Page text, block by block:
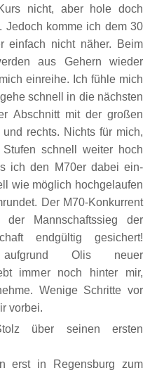
nicht, aber hole doch
Jedoch komme ich dem 30
einfach nicht näher. Beim
aus Gehern wieder
einreihe. Ich fühle mich
schnell in die nächsten
Abschnitt mit der großen
rechts. Nichts für mich,
schnell weiter hoch
ich den M70er dabei ein-
wie möglich hochgelaufen
Der M70-Konkurrent
Mannschaftssieg der
endgültig gesichert!
aufgrund Olis neuer
immer noch hinter mir,
Wenige Schritte vor
vorbei.
über seinen ersten
erst in Regensburg zum